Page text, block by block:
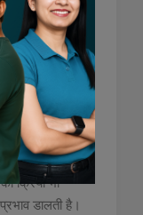
मांसपेशियां
आराम देने वाला
के बिना इंद्रियों,
प्रभाव पहुंचाने
के स्तर
सकती है। यह
क्रिया भी
डालती है।